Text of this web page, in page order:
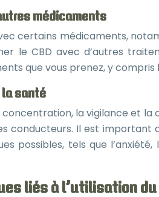
médicaments
certains médicaments,
le CBD avec d’autres
que vous prenez, y
santé
la vigilance et la
conducteurs. Il est important
possibles, tels que
liés à l’utilisation